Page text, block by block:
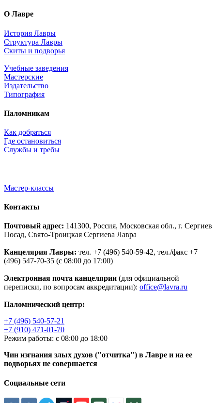
О Лавре
История Лавры
Структура Лавры
Скиты и подворья
Учебные заведения
Мастерские
Издательство
Типография
Паломникам
Как добраться
Где остановиться
Службы и требы
Мастер-классы
Контакты
Почтовый адрес: 141300, Россия, Московская обл., г. Сергиев
Посад, Свято-Троицкая Сергиева Лавра
Канцелярия Лавры: тел. +7 (496) 540-59-42, тел./факс +7
(496) 547-70-35 (с 08:00 до 17:00)
Электронная почта канцелярии (для официальной
переписки, по вопросам аккредитации): office@lavra.ru
Паломнический центр:
+7 (496) 540-57-21
+7 (910) 471-01-70
Режим работы: с 08:00 до 18:00
Чин изгнания злых духов ("отчитка") в Лавре и на ее
подворьях не совершается
Социальные сети